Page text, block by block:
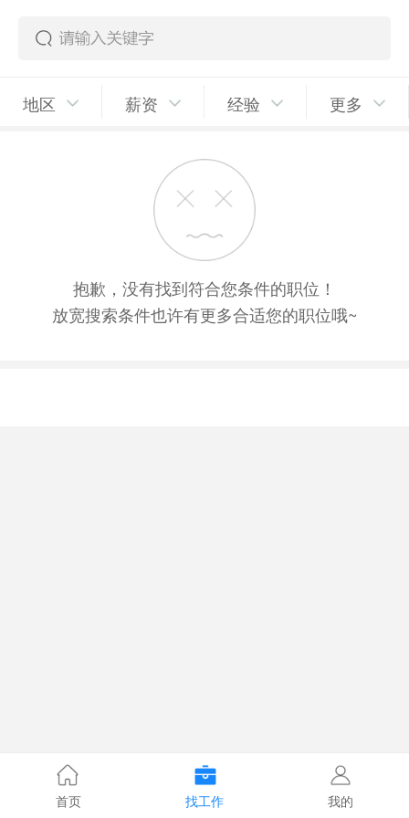
地区 薪资 经验 更多
抱歉，没有找到符合您条件的职位！
放宽搜索条件也许有更多合适您的职位哦~
首页 找工作 我的